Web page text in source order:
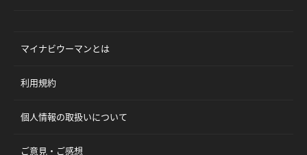
マイナビウーマンとは
利用規約
個人情報の取扱いについて
ご意見・ご感想